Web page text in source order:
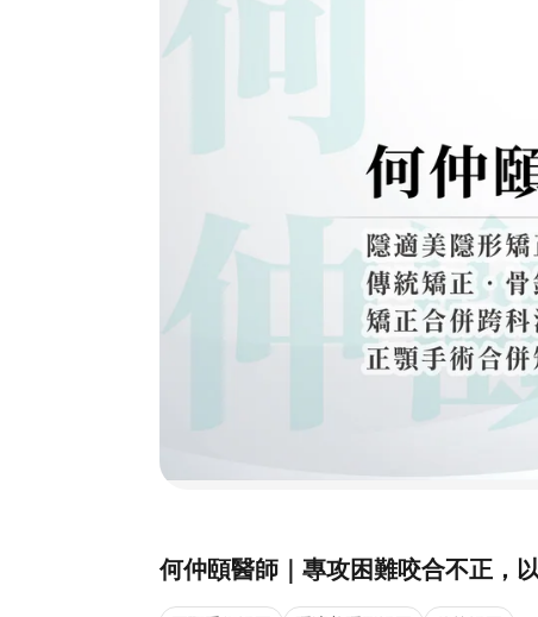
何仲頤醫師｜專攻困難咬合不正，